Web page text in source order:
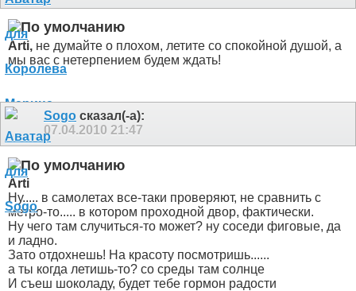
Arti, не думайте о плохом, летите со спокойной душой, а
мы вас с нетерпением будем ждать!
Sogo сказал(-а):
07.04.2010 21:47
Arti
Ну..... в самолетах все-таки проверяют, не сравнить с
метро-то..... в котором проходной двор, фактически.
Ну чего там случиться-то может? ну соседи фиговые, да
и ладно.
Зато отдохнешь! На красоту посмотришь......
а ты когда летишь-то? со среды там солнце
И съеш шоколаду, будет тебе гормон радости